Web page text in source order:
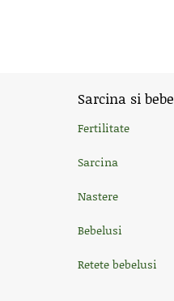
Sarcina si bebe
Fertilitate
Sarcina
Nastere
Bebelusi
Retete bebelusi